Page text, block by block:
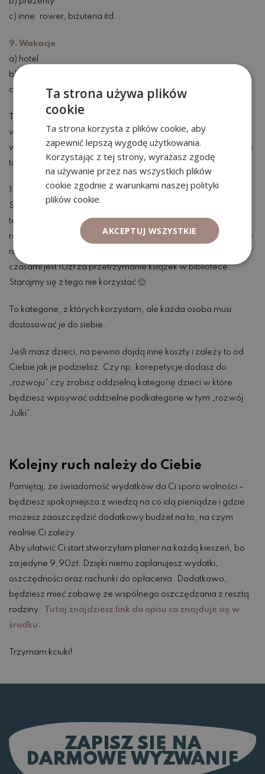
c) inne: rower, biżuteria itd.
9. Wakacje
a) hotel
b) jedzenie
c) lot i przejazy
wakacje to wakacje – trzeba odpocząć 🙂 Zawsze przed
wyjazdem określam wspólnie z partnerem (lub jeśli jadę sama
to sama) jaki budżet przeznaczam i go nie przekraczam.
10. Nie wiadomo
Staram się trzymać wszystkie pieniądze na karcie, ponieważ
te z gotówki (w moim przypadku) nie wiadomo gdzie się
rozchodzą. Tu więc zapisuję wydatki, których nie dodałam do
rozliczenia od razu, a wiem że cash z portfela zniknął. To
czasami jest 10zł za przetrzymanie książek w bibliotece.
Starajmy się z tego nie korzystać 🙂
To kategorie, z których korzystam, ale każda osoba musi
dostosować je do siebie.
Jeśli masz dzieci, na pewno dojdą inne koszty i zależy to od
Ciebie jak je podzielisz. Czy np. korepetycje dodasz do
„rozwoju” czy zrobisz oddzielną kategorię dzieci w które
będziesz wpisywać oddzielne podkategorie w tym „rozwój
Julki”.
Kolejny ruch należy do Ciebie
Pamiętaj, że świadomość wydatków da Ci sporo wolności –
będziesz spokojniejsza z wiedzą na co idą pieniądze i gdzie
możesz zaoszczędzić dodatkowy budżet na to, na czym
realnie Ci zależy.
Aby ułatwić Ci start stworzyłam planer na każdą kieszeń, bo
za jedyne 9,90zł. Dzięki niemu zaplanujesz wydatki,
oszczędności oraz rachunki do opłacenia. Dodatkowo,
będziesz mieć zabawę ze wspólnego oszczędzania z resztą
rodziny.
Tutaj znajdziesz link do opisu co znajduje się w
środku.
Trzymam kciuki!
ZAPISZ SIĘ NA
DARMOWE WYZWANIE
Ta strona używa plików
cookie
Ta strona korzysta z plików cookie, aby
zapewnić lepszą wygodę użytkowania.
Korzystając z tej strony, wyrażasz zgodę
na używanie przez nas wszystkich plików
cookie zgodnie z warunkami naszej polityki
plików cookie.
AKCEPTUJ WSZYSTKIE